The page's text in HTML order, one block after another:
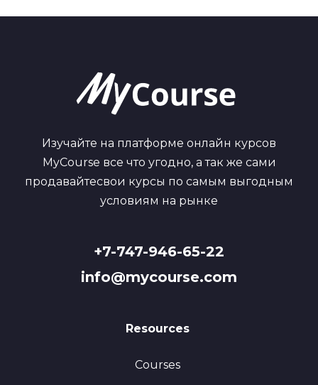
Изучайте на платформе онлайн курсов
MyCourse все что угодно, а так же сами
продавайтесвои курсы по самым выгодным
условиям на рынке
+7-747-946-65-22
info@mycourse.com
Resources
Courses